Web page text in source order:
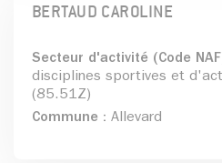
BERTAUD CAROLINE
Secteur d'activité (Code
disciplines sportives et
(85.51Z)
Commune : Allevard